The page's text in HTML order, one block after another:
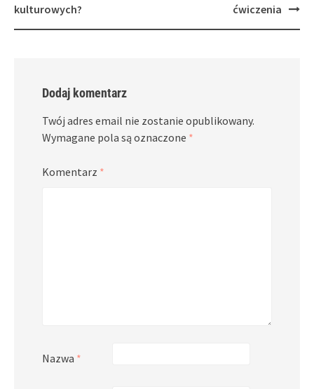
kulturowych?
ćwiczenia
Dodaj komentarz
Twój adres email nie zostanie opublikowany.
Wymagane pola są oznaczone *
Komentarz *
Nazwa *